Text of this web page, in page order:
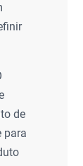
de
para